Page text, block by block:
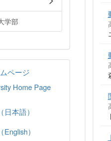
学部
ページ
Home Page
本語）
）